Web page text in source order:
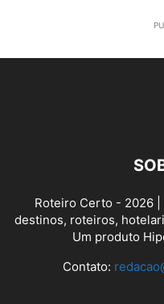
Roteiro Certo - 2026
destinos, roteiros,
Um produto
Contato: